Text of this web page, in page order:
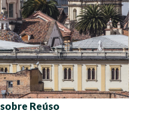
Reúso